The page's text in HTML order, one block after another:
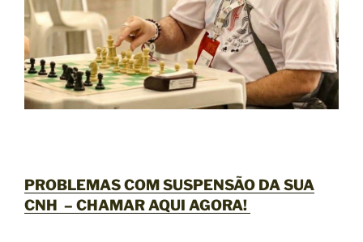
PROBLEMAS COM SUSPENSÃO DA SUA
CNH – CHAMAR AQUI AGORA!